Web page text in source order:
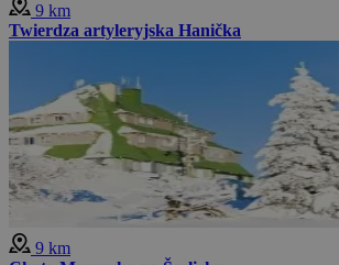
9 km
Twierdza artyleryjska Hanička
9 km